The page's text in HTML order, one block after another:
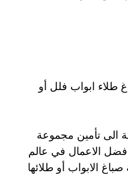
طلاء ابواب فلل أو
الى تأمين مجموعة
الاعمال في عالم
الابواب أو طلائها